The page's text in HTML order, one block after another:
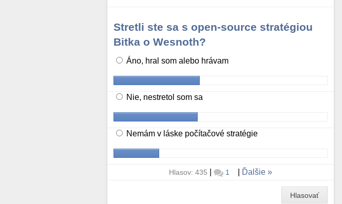
Stretli ste sa s open-source stratégiou
Bitka o Wesnoth?
Áno, hral som alebo hrávam
Nie, nestretol som sa
Nemám v láske počítačové stratégie
Hlasov: 435 | 1 Ďalšie
Hlasovať